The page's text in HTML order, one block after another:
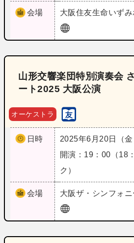
会場 大阪住友生命いず
山形交響楽団特別演奏会
ート2025 大阪公演
オーケストラ
日時
2025年6月20日（金
開演：19：00（18
ク）
会場 大阪ザ・シンフォ